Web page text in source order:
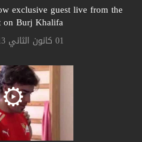
exclusive guest live from the
on Burj Khalifa
01 كانون الثاني 2013, 12:00 ص